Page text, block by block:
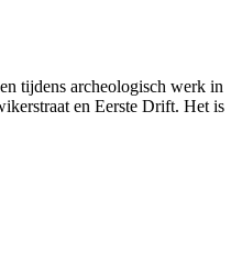
tijdens archeologisch werk in
en Eerste Drift. Het is